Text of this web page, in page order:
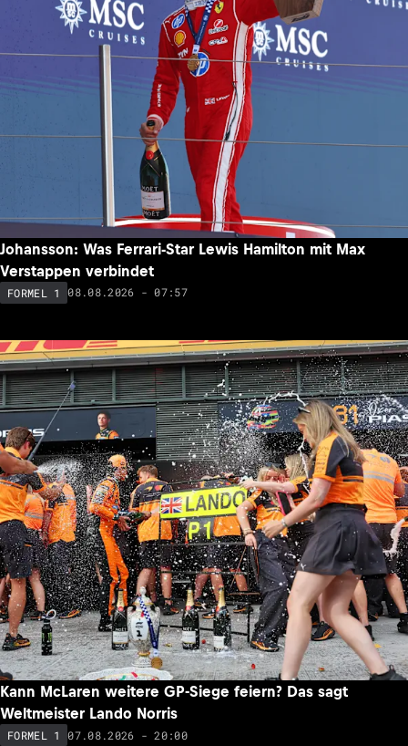
Johansson: Was Ferrari-Star Lewis Hamilton mit Max
Verstappen verbindet
FORMEL 1 08.08.2026 - 07:57
Kann McLaren weitere GP-Siege feiern? Das sagt
Weltmeister Lando Norris
FORMEL 1 07.08.2026 - 20:00